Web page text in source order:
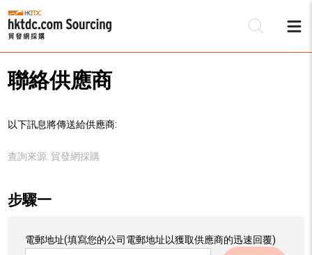
聯絡供應商
以下訊息將傳送給供應商:
查詢來源: 貿發網採購
步驟一
電郵地址(填寫您的公司電郵地址以獲取供應商的迅速回覆)